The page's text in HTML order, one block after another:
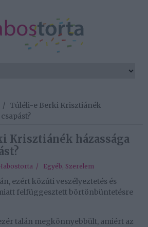
/ Túléli-e Berki Krisztiánék
Krisztiánék házassága
/ Egyéb, Szerelem
ezért közúti veszélyeztetés és
felfüggesztett börtönbüntetésre
talán megkönnyebbült, amiért az